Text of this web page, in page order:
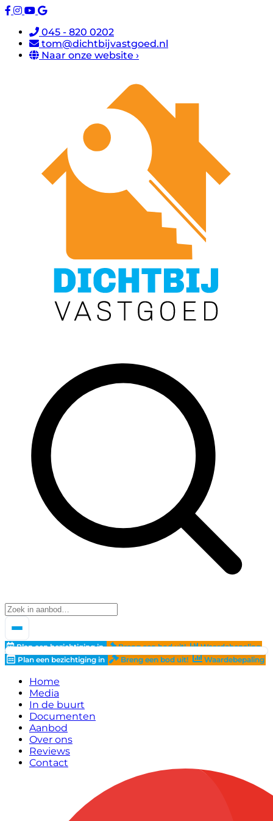
045 - 820 0202
tom@dichtbijvastgoed.nl
Naar onze website ›
Plan een bezichtiging in Breng een bod uit!
Waardebepaling
Plan een bezichtiging in
Breng een bod uit! Waardebepaling
Home
Media
In de buurt
Documenten
Aanbod
Over ons
Reviews
Contact